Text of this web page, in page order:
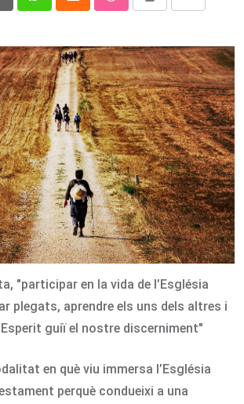
PinterestWhatsappCloud StumbleUpon
Print
Share
Email
"participar en la vida de l’Església
plegats, aprendre els uns dels altres i
guiï el nostre discerniment"
en què viu immersa l’Església
perquè condueixi a una